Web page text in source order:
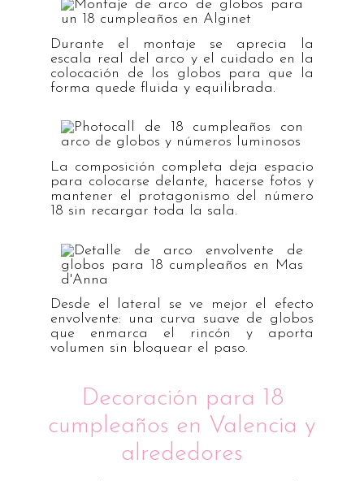
Durante el montaje se aprecia la
escala real del arco y el cuidado en la
colocación de los globos para que la
forma quede fluida y equilibrada.
La composición completa deja espacio
para colocarse delante, hacerse fotos y
mantener el protagonismo del número
18 sin recargar toda la sala.
Desde el lateral se ve mejor el efecto
envolvente: una curva suave de globos
que enmarca el rincón y aporta
volumen sin bloquear el paso.
Decoración para 18
cumpleaños en Valencia y
alrededores